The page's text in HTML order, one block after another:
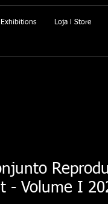
Loja l Store
- Volume I